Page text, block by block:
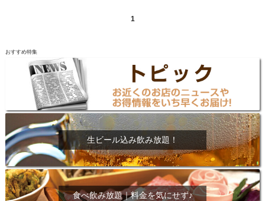
1
おすすめ特集
生ビール込み飲み放題！
食べ飲み放題｜料金を気にせず♪